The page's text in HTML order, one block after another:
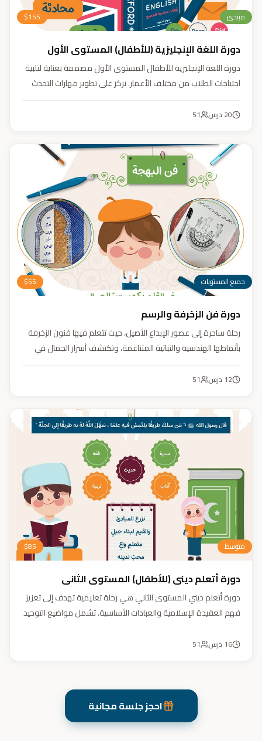
مبتدئ $155
دورة اللغة الإنجليزية (للأطفال) المستوى الأول
دورة اللغة الإنجليزية للأطفال المستوى الأول مصممة بعناية لتلبية
احتياجات الطلاب من مختلف الأعمار. نركز على تطوير مهارات التحدث
تفاعلية وأسلوب تعليمي ممتع وفعّال.
20 درس 51
جميع المستويات $55
دورة فن الزخرفة والرسم
رحلة ساحرة إلى عصور الإبداع الأصيل، حيث تتعلم فيها فنون الزخرفة
بأنماطها الهندسية والنباتية المتناغمة، وتكتشف أسرار الجمال في
الأنظار برقيّها وتوازنها، لتبدع أعمالًا فنية تعكس عبق التراث وسحر
12 درس 51
متوسط $85
دورة أتعلم ديني (للأطفال) المستوى الثاني
دورة أتعلم ديني المستوى الثاني هي رحلة تعليمية تهدف إلى تعزيز
فهم العقيدة الإسلامية والعبادات الأساسية. تشمل مواضيع التوحيد
وتربية أبنائنا تربية إيمانية وأخلاقية وعلمية ونفسية واجتماعية.
16 درس 51
احجز جلسة مجانية